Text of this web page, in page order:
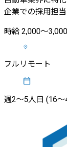
企業での採用担
時給 2,000〜
フルリモート
週2〜5人日 (16